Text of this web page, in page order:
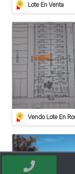
Lote En Venta